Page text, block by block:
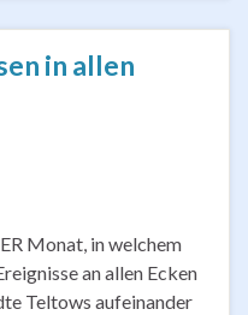
in allen
Monat, in welchem
an allen Ecken
Teltows aufeinander